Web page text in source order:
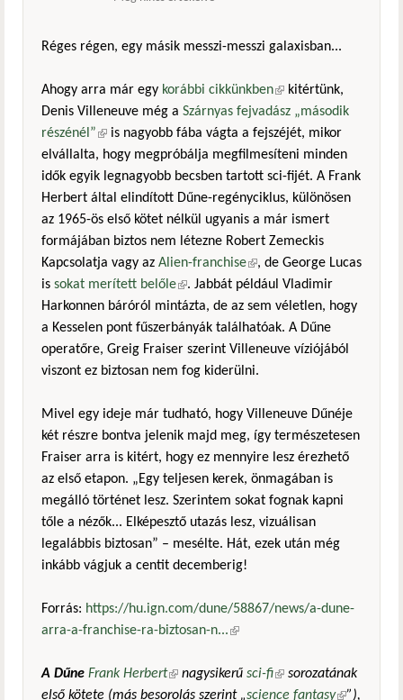
Réges régen, egy másik messzi-messzi galaxisban...
Ahogy arra már egy korábbi cikkünkben(külső hivatkozás)
kitértünk,
Denis Villeneuve még a Szárnyas fejvadász „második
részénél”(külső hivatkozás)
is nagyobb fába vágta a fejszéjét, mikor
elvállalta, hogy megpróbálja megfilmesíteni minden
idők egyik legnagyobb becsben tartott sci-fijét. A Frank
Herbert által elindított Dűne-regényciklus, különösen
az 1965-ös első kötet nélkül ugyanis a már ismert
formájában biztos nem létezne Robert Zemeckis
Kapcsolatja vagy az Alien-franchise(külső hivatkozás)
, de George Lucas
is sokat merített belőle(külső hivatkozás)
. Jabbát például Vladimir
Harkonnen báróról mintázta, de az sem véletlen, hogy
a Kesselen pont fűszerbányák találhatóak. A Dűne
operatőre, Greig Fraiser szerint Villeneuve víziójából
viszont ez biztosan nem fog kiderülni.
Mivel egy ideje már tudható, hogy Villeneuve Dűnéje
két részre bontva jelenik majd meg, így természetesen
Fraiser arra is kitért, hogy ez mennyire lesz érezhető
az első etapon. „Egy teljesen kerek, önmagában is
megálló történet lesz. Szerintem sokat fognak kapni
tőle a nézők... Elképesztő utazás lesz, vizuálisan
legalábbis biztosan” – mesélte. Hát, ezek után még
inkább vágjuk a centit decemberig!
Forrás: https://hu.ign.com/dune/58867/news/a-dune-
arra-a-franchise-ra-biztosan-n...(külső hivatkozás)
A Dűne Frank Herbert(külső hivatkozás)
nagysikerű sci-fi(külső hivatkozás)
sorozatának
első kötete (más besorolás szerint „science fantasy(külső
”),